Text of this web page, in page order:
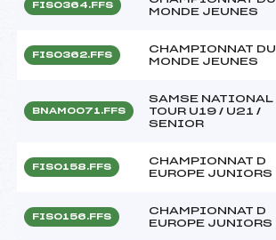
FIS0364.FFS
MONDE JEUNES
FIS0362.FFS
CHAMPIONNAT DU
MONDE JEUNES
BNAM0071.FFS
SAMSE NATIONAL
TOUR U19 / U21 /
SENIOR
FIS0158.FFS
CHAMPIONNAT D
EUROPE JUNIORS
FIS0156.FFS
CHAMPIONNAT D
EUROPE JUNIORS